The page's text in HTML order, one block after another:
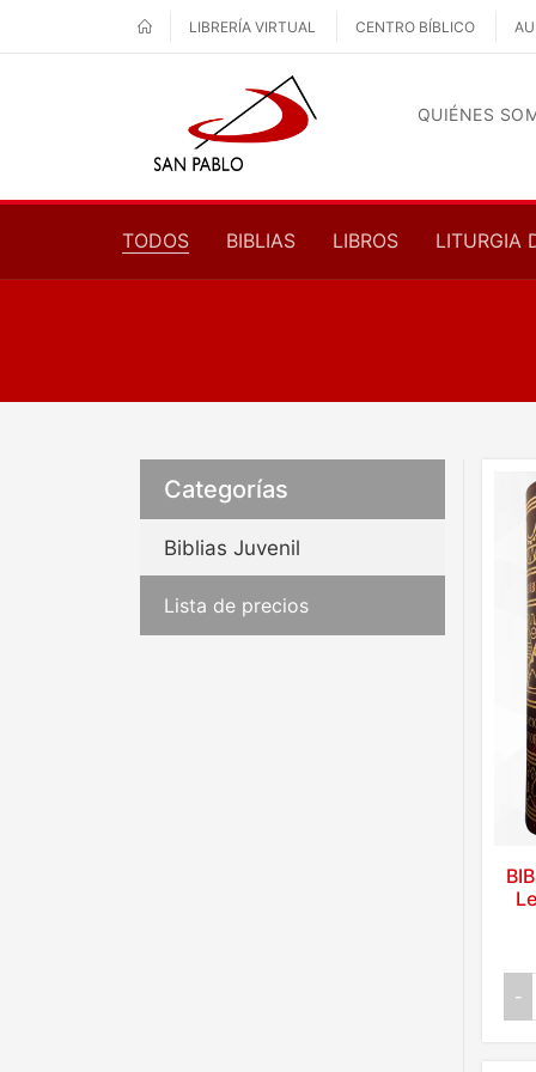
LIBRERÍA VIRTUAL CENTRO BÍBLICO
QUIÉNES
TODOS BIBLIAS LIBROS LITURGIA
Categorías
Biblias Juvenil
Lista de precios
-